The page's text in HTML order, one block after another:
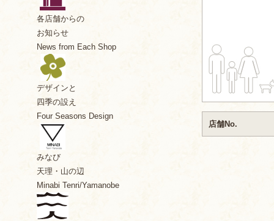
店舗No.
各店舗からの
お知らせ
News from Each Shop
デザインと
四季の設え
Four Seasons Design
みなび
天理・山の辺
Minabi Tenri/Yamanobe